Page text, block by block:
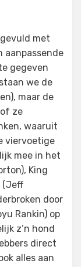
met
aanpassende
gegeven
we de
maar de
ze
waaruit
viervoetige
mee in het
King
(Jeff
door
Rankin) op
z’n hond
direct
alles aan